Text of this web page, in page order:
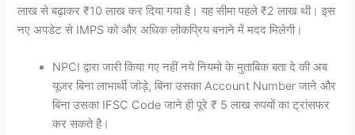
लाख से बढ़ाकर ₹10 लाख कर दिया गया है। यह सीमा पहले ₹2 लाख थी। इस
नए अपडेट से IMPS को और अधिक लोकप्रिय बनाने में मदद मिलेगी।
NPCI द्वारा जारी किया गए नहीं नये नियमो के मुताबिक बता दे की अब
यूजर बिना लाभार्थी जोड़े, बिना उसका Account Number जाने और
बिना उसका IFSC Code जाने ही पूरे ₹ 5 लाख रुपयों का ट्रांसफर
कर सकते है।